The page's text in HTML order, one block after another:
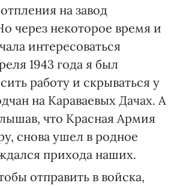
на завод
через некоторое время и
интересоваться
1943 года я был
работу и скрываться у
на Караваевых Дачах. А
что Красная Армия
снова ушел в родное
прихода наших.
отправить в войска,